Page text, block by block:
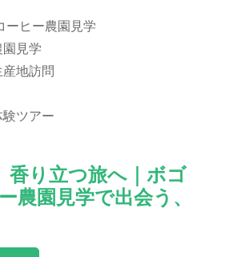
香り立つ旅へ｜ボゴ
農園見学で出会う、